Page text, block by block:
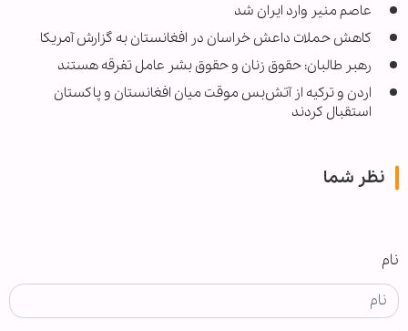
عاصم منیر وارد ایران شد
کاهش حملات داعش خراسان در افغانستان به گزارش آمریکا
رهبر طالبان: حقوق زنان و حقوق بشر عامل تفرقه هستند
اردن و ترکیه از آتش‌بس موقت میان افغانستان و پاکستان
استقبال کردند
نظر شما
نام